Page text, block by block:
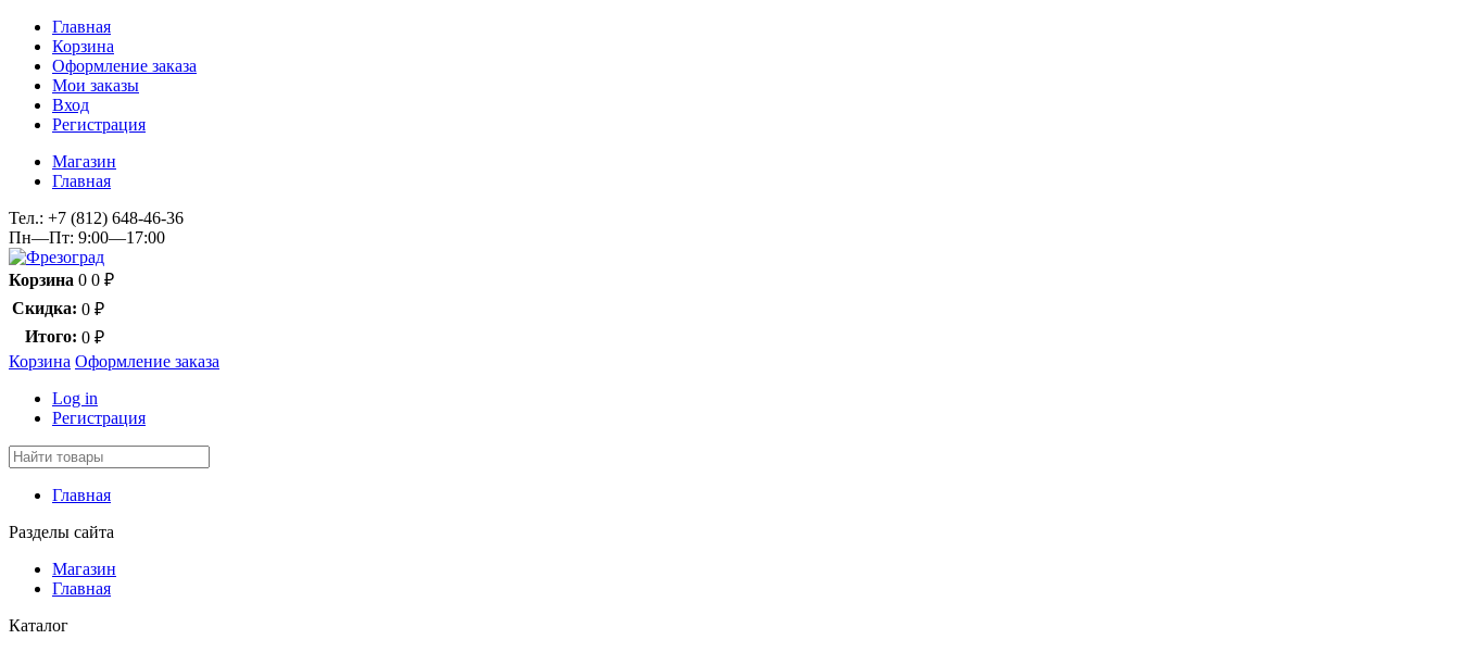
Главная
Корзина
Оформление заказа
Мои заказы
Вход
Регистрация
Магазин
Главная
Тел.: +7 (812) 648-46-36
Пн—Пт: 9:00—17:00
Корзина 0 0 ₽
Скидка: 0 ₽
Итого: 0 ₽
Корзина Оформление заказа
Log in
Регистрация
Главная
Разделы сайта
Магазин
Главная
Каталог